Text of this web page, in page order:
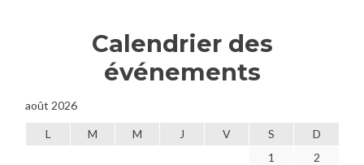
Calendrier des
événements
août 2026
L M M J V S
D
1
2